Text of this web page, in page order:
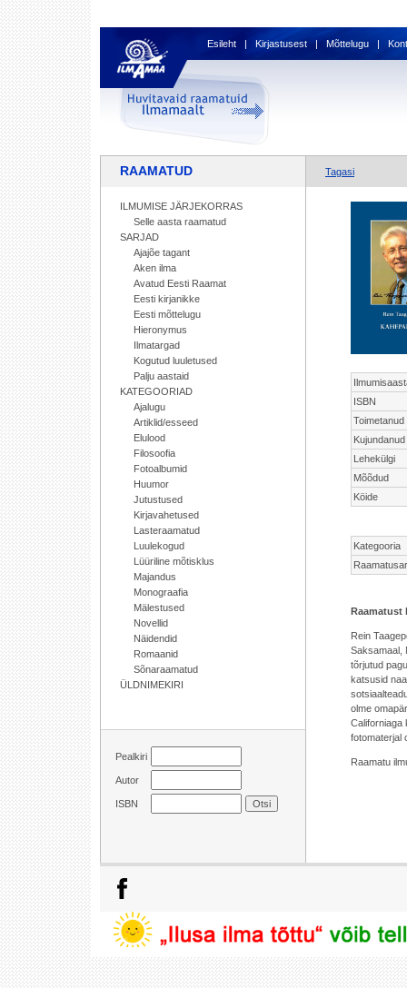
Esileht | Kirjastusest | Mõttelugu |
RAAMATUD
ILMUMISE JÄRJEKORRAS
Selle aasta raamatud
SARJAD
Ajajõe tagant
Aken ilma
Avatud Eesti Raamat
Eesti kirjanikke
Eesti mõttelugu
Hieronymus
Ilmatargad
Kogutud luuletused
Palju aastaid
KATEGOORIAD
Ajalugu
Artiklid/esseed
Elulood
Filosoofia
Fotoalbumid
Huumor
Jutustused
Kirjavahetused
Lasteraamatud
Luulekogud
Lüüriline mõtisklus
Majandus
Monograafia
Mälestused
Novellid
Näidendid
Romaanid
Sõnaraamatud
ÜLDNIMEKIRI
Pealkiri
Autor
ISBN
Tagasi
ISBN
Toimetanud
Kujundanud
Lehekülgi
Mõõdud
Köide
Kategooria
Raamatust
Rein
Saksamaal,
tõrjutud
katsusid
olme
Californiaga
fotomaterjal
Raamatu